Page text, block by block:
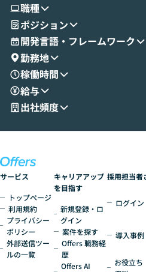
せいただきます。数分でワークフ
成する手軽さや、Gmail等の外部
とセキュアに連携できるポイント
演を通じて具体的なイメージをお
す。 後半のディスカッションでは、セキュ
リティの考え方や社内導入の進め
現場目線でさらに深掘りしていき
「自分の業務をAIで自動化してみ
いう方にこそ参加いただきたい
職種
ポジション
開発言語・フレームワーク
勤務地
稼働時間
給与
出社頻度
サービス
トップページ
利用規約
プライバシー
ポリシー
外部送信ツー
ルの一覧
キャリアアップ
を目指す
新規登録・ロ
グイン
案件を探す
Offers 職務経
歴
Offers AI
採用担当者
ログイン
導入事例
お役立ち